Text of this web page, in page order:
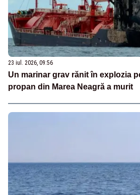
23 iul. 2026, 09:56
Un marinar grav rănit în explozia
propan din Marea Neagră a murit